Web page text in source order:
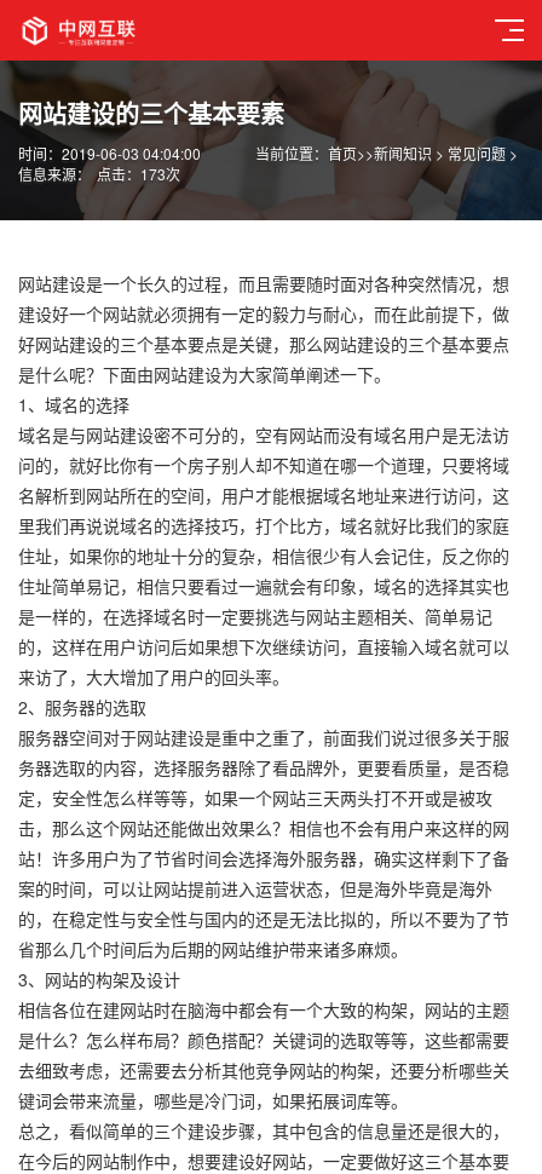
网站建设的三个基本要素
当前位置： 首页>>新闻知识 > 常见问题 >
时间：2019-06-03 04:04:00
信息来源： 点击：173次
网站建设是一个长久的过程，而且需要随时面对各种突然情况，想
建设好一个网站就必须拥有一定的毅力与耐心，而在此前提下，做
好网站建设的三个基本要点是关键，那么网站建设的三个基本要点
是什么呢？下面由网站建设为大家简单阐述一下。
1、域名的选择
域名是与网站建设密不可分的，空有网站而没有域名用户是无法访
问的，就好比你有一个房子别人却不知道在哪一个道理，只要将域
名解析到网站所在的空间，用户才能根据域名地址来进行访问，这
里我们再说说域名的选择技巧，打个比方，域名就好比我们的家庭
住址，如果你的地址十分的复杂，相信很少有人会记住，反之你的
住址简单易记，相信只要看过一遍就会有印象，域名的选择其实也
是一样的，在选择域名时一定要挑选与网站主题相关、简单易记
的，这样在用户访问后如果想下次继续访问，直接输入域名就可以
来访了，大大增加了用户的回头率。
2、服务器的选取
服务器空间对于网站建设是重中之重了，前面我们说过很多关于服
务器选取的内容，选择服务器除了看品牌外，更要看质量，是否稳
定，安全性怎么样等等，如果一个网站三天两头打不开或是被攻
击，那么这个网站还能做出效果么？相信也不会有用户来这样的网
站！许多用户为了节省时间会选择海外服务器，确实这样剩下了备
案的时间，可以让网站提前进入运营状态，但是海外毕竟是海外
的，在稳定性与安全性与国内的还是无法比拟的，所以不要为了节
省那么几个时间后为后期的网站维护带来诸多麻烦。
3、网站的构架及设计
相信各位在建网站时在脑海中都会有一个大致的构架，网站的主题
是什么？怎么样布局？颜色搭配？关键词的选取等等，这些都需要
去细致考虑，还需要去分析其他竞争网站的构架，还要分析哪些关
键词会带来流量，哪些是冷门词，如果拓展词库等。
总之，看似简单的三个建设步骤，其中包含的信息量还是很大的，
在今后的网站制作中，想要建设好网站，一定要做好这三个基本要